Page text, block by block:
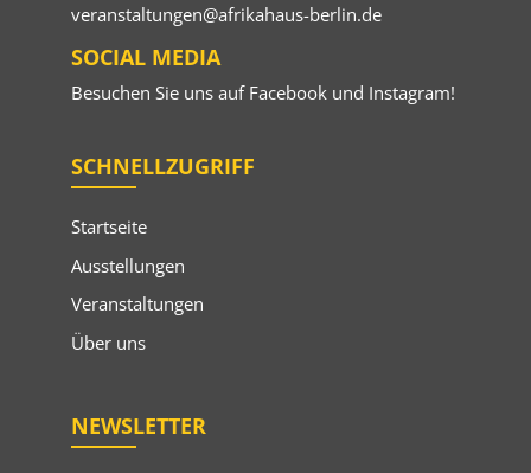
veranstaltungen@afrikahaus-berlin.de
SOCIAL MEDIA
Besuchen Sie uns auf Facebookund Instagram!
SCHNELLZUGRIFF
Startseite
Ausstellungen
Veranstaltungen
Über uns
NEWSLETTER